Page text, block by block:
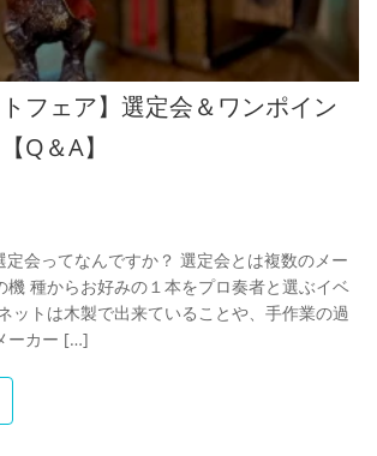
トフェア】選定会＆ワンポイン
Q＆A】
会ってなんですか？ 選定会とは複数のメー
機 種からお好みの１本をプロ奏者と選ぶイベ
ットは木製で出来ていることや、手作業の過
ーカー […]